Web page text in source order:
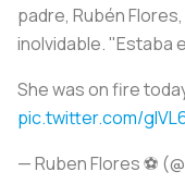
padre, Rubén
inolvidable. "Estaba
She was on fire
pic.twitter.com/
— Ruben Flores ⚽️